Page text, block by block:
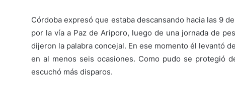
Córdoba expresó que estaba descansando hacia las 9
por la vía a Paz de Ariporo, luego de una jornada de
dijeron la palabra concejal. En ese momento él levantó
en al menos seis ocasiones. Como pudo se protegió
escuchó más disparos.